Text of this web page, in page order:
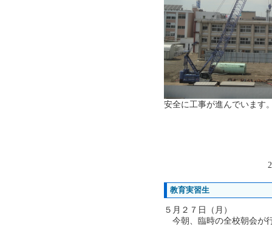
安全に工事が進んでいます
教育実習生
５月２７日（月）
今朝、臨時の全校朝会が